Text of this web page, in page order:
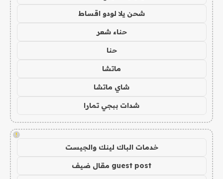
شحن يلا لودو اقساط
حناء شعر
حنا
ماتشا
شاي ماتشا
شدات ببجي تمارا
!
خدمات الباك لينك والجيست
guest post مقال ضيف